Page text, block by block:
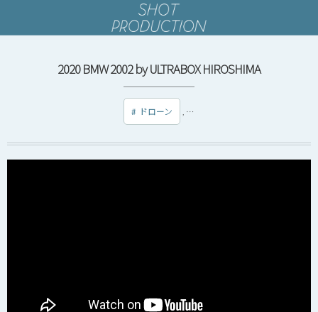
2020 BMW 2002 by ULTRABOX HIROSHIMA
ドローン , …